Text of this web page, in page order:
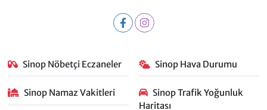
Sinop Nöbetçi Eczaneler Sinop Hava Durumu
Sinop Namaz Vakitleri
Sinop Trafik Yoğunluk
Haritası